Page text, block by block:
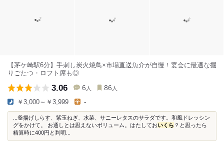
【茅ケ崎駅6分】手刺し炭火焼鳥×市場直送魚介が自慢！宴会に最適な掘
りごたつ・ロフト席も◎
3.06 6 人 86 人
￥3,000～￥3,999 -
...釜揚げしらす、紫玉ねぎ、水菜、サニーレタスのサラダです。和風ドレッシン
グをかけて。 お通しとは思えないボリューム。はたしておいくら ？と思ったら
精算時に400円と判明...